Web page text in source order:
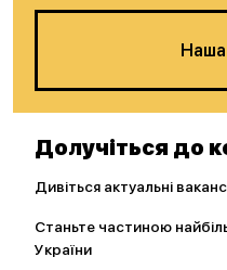
Долучіться до
Дивіться актуальні
Станьте частиною
України